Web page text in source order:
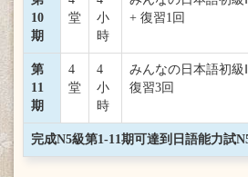
10
期
堂
小
時
+ 復習1回
第
11
期
4
堂
4
小
時
みんなの日本語初級
復習3回
完成N5級第1-11期可達到日語能力試